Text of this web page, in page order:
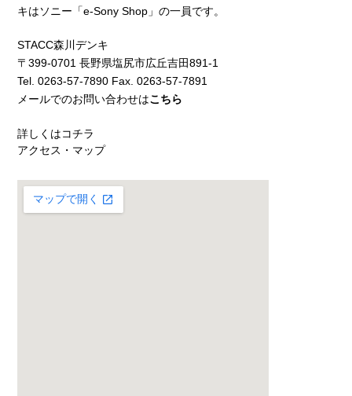
キはソニー「e-Sony Shop」の一員です。
STACC森川デンキ
〒399-0701 長野県塩尻市広丘吉田891-1
Tel. 0263-57-7890 Fax. 0263-57-7891
メールでのお問い合わせはこちら
詳しくはコチラ
アクセス・マップ